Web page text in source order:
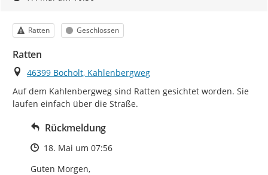
Kategorie
Ratten Status
Geschlossen
Ratten
Ort
46399 Bocholt, Kahlenbergweg
Auf dem Kahlenbergweg sind Ratten gesichtet worden. Sie
laufen einfach über die Straße.
Rückmeldung
Zeitpunkt des Erstellens
18. Mai um 07:56
Guten Morgen,